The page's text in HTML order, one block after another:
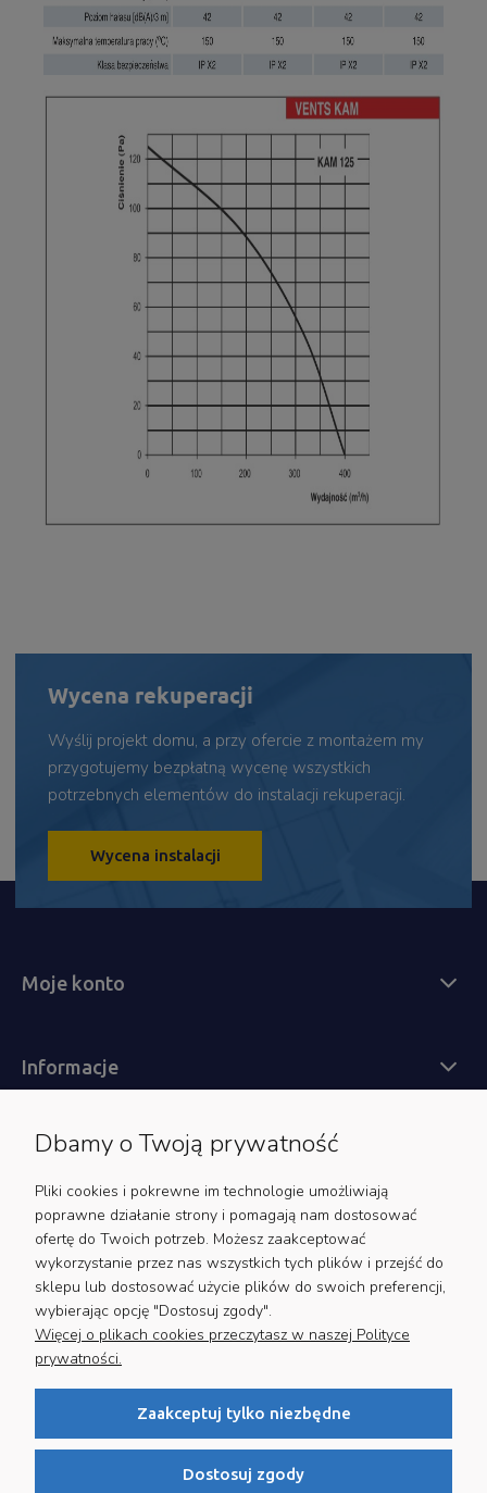
Wycena rekuperacji
Wyślij projekt domu, a przy ofercie z montażem my
przygotujemy bezpłatną wycenę wszystkich
potrzebnych elementów do instalacji rekuperacji.
Wycena instalacji
Moje konto
Informacje
Obsługa klienta
Zapisz się do newslettera
Bądź na bieżąco z nowościami i promocjami
Twoje dane będą przetwarzane zgodnie z nasząpolityką
prywatności
Dbamy o Twoją prywatność
Pliki cookies i pokrewne im technologie umożliwiają
poprawne działanie strony i pomagają nam dostosować
ofertę do Twoich potrzeb. Możesz zaakceptować
wykorzystanie przez nas wszystkich tych plików i przejść do
sklepu lub dostosować użycie plików do swoich preferencji,
wybierając opcję "Dostosuj zgody".
Więcej o plikach cookies przeczytasz w naszej Polityce
prywatności.
Zaakceptuj tylko niezbędne
Dostosuj zgody